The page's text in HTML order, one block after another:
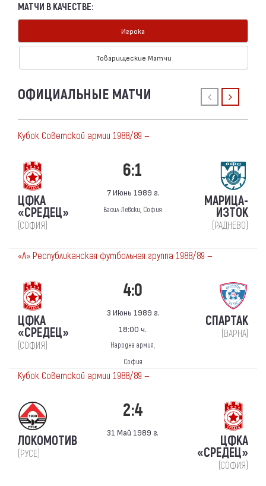
МАТЧИ В КАЧЕСТВЕ:
Игрока
Товарищеские Матчи
ОФИЦИАЛЬНЫЕ МАТЧИ
Кубок Советской армии 1988/89 —
ЦФКА
«СРЕДЕЦ»
(СОФИЯ)
6:1
7 Июнь 1989 г.
Васил Левски, София
МАРИЦА-
ИЗТОК
(РАДНЕВО)
«А» Республиканская футбольная группа 1988/89 —
ЦФКА
«СРЕДЕЦ»
(СОФИЯ)
4:0
3 Июнь 1989 г.
18:00 ч.
Народна армия,
София
СПАРТАК
(ВАРНА)
Кубок Советской армии 1988/89 —
ЛОКОМОТИВ
(РУСЕ)
2:4
31 Май 1989 г.
ЦФКА
«СРЕДЕЦ»
(СОФИЯ)